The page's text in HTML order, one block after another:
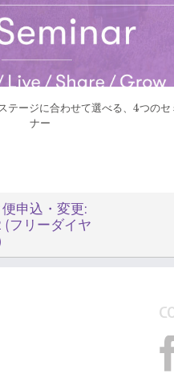
テージに合わせて選べる、4つのセ
ナー
申込・変更:
フリーダイヤ